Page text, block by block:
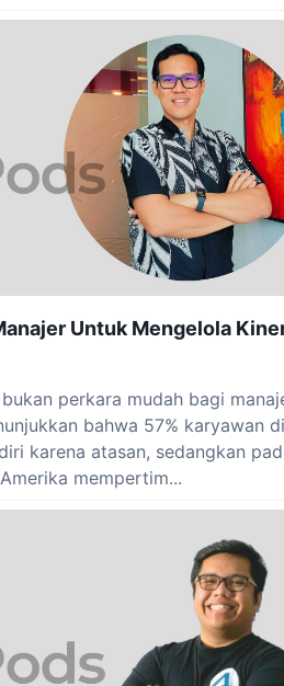
Untuk Mengelola
perkara mudah bagi
bahwa 57% karyawan di
karena atasan, sedangkan
mempertim...